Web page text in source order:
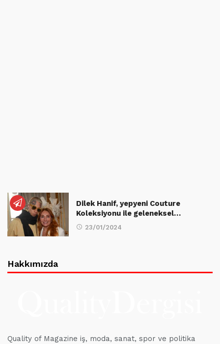
Dilek Hanif, yepyeni Couture
Koleksiyonu ile geleneksel…
23/01/2024
Hakkımızda
Quality of Magazine iş, moda, sanat, spor ve politika